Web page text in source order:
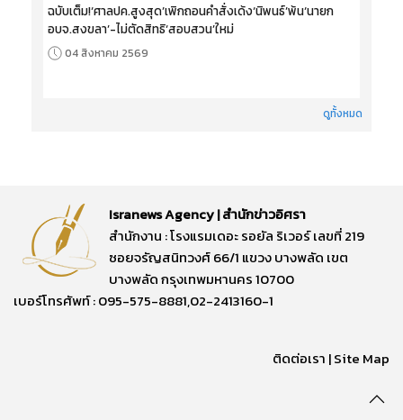
ฉบับเต็ม!‘ศาลปค.สูงสุด’เพิกถอนคำสั่งเด้ง‘นิพนธ์’พ้น‘นายก
อบจ.สงขลา’-ไม่ตัดสิทธิ‘สอบสวน’ใหม่
04 สิงหาคม 2569
ดูทั้งหมด
Isranews Agency | สำนักข่าวอิศรา
สำนักงาน : โรงแรมเดอะ รอยัล ริเวอร์ เลขที่ 219
ซอยจรัญสนิทวงศ์ 66/1 แขวง บางพลัด เขต
บางพลัด กรุงเทพมหานคร 10700
เบอร์โทรศัพท์ : 095-575-8881,02-2413160-1
ติดต่อเรา |Site Map